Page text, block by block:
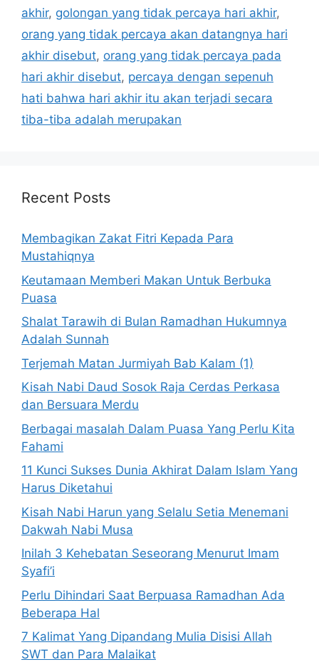
akhir, golongan yang tidak percaya hari akhir,
orang yang tidak percaya akan datangnya hari
akhir disebut, orang yang tidak percaya pada
hari akhir disebut, percaya dengan sepenuh
hati bahwa hari akhir itu akan terjadi secara
tiba-tiba adalah merupakan
Recent Posts
Membagikan Zakat Fitri Kepada Para
Mustahiqnya
Keutamaan Memberi Makan Untuk Berbuka
Puasa
Shalat Tarawih di Bulan Ramadhan Hukumnya
Adalah Sunnah
Terjemah Matan Jurmiyah Bab Kalam (1)
Kisah Nabi Daud Sosok Raja Cerdas Perkasa
dan Bersuara Merdu
Berbagai masalah Dalam Puasa Yang Perlu Kita
Fahami
11 Kunci Sukses Dunia Akhirat Dalam Islam Yang
Harus Diketahui
Kisah Nabi Harun yang Selalu Setia Menemani
Dakwah Nabi Musa
Inilah 3 Kehebatan Seseorang Menurut Imam
Syafi’i
Perlu Dihindari Saat Berpuasa Ramadhan Ada
Beberapa Hal
7 Kalimat Yang Dipandang Mulia Disisi Allah
SWT dan Para Malaikat